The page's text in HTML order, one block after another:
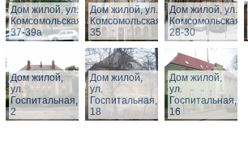
Дом жилой, ул.
Комсомольская,
37-39а
Дом жилой, ул.
Комсомольская,
35
Дом жилой, ул.
Комсомольская,
28-30
Дом жилой,
ул.
Госпитальная,
2
Дом жилой,
ул.
Госпитальная,
18
Дом жилой,
ул.
Госпитальная,
16